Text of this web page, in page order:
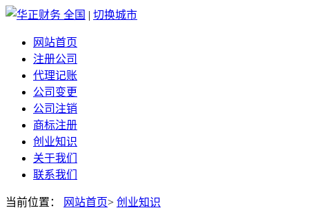
全国 | 切换城市
网站首页
注册公司
代理记账
公司变更
公司注销
商标注册
创业知识
关于我们
联系我们
当前位置： 网站首页> 创业知识